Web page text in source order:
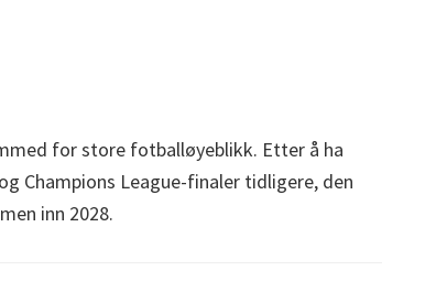
for store fotballøyeblikk. Etter å ha
Champions League-finaler tidligere, den
inn 2028.